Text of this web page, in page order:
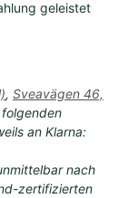
geleistet
, Sveavägen 46,
an Klarna:
nach
zertifizierten